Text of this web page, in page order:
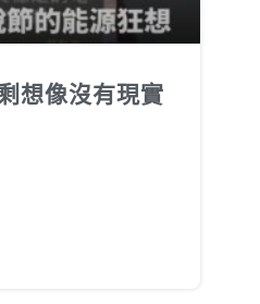
想像沒有現實